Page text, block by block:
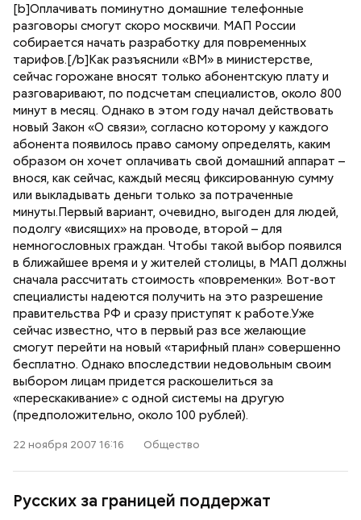
[b]Оплачивать поминутно домашние телефонные
разговоры смогут скоро москвичи. МАП России
собирается начать разработку для повременных
тарифов.[/b]Как разъяснили «ВМ» в министерстве,
сейчас горожане вносят только абонентскую плату и
разговаривают, по подсчетам специалистов, около 800
минут в месяц. Однако в этом году начал действовать
новый Закон «О связи», согласно которому у каждого
абонента появилось право самому определять, каким
образом он хочет оплачивать свой домашний аппарат –
внося, как сейчас, каждый месяц фиксированную сумму
или выкладывать деньги только за потраченные
минуты.Первый вариант, очевидно, выгоден для людей,
подолгу «висящих» на проводе, второй – для
немногословных граждан. Чтобы такой выбор появился
в ближайшее время и у жителей столицы, в МАП должны
сначала рассчитать стоимость «повременки». Вот-вот
специалисты надеются получить на это разрешение
правительства РФ и сразу приступят к работе.Уже
сейчас известно, что в первый раз все желающие
смогут перейти на новый «тарифный план» совершенно
бесплатно. Однако впоследствии недовольным своим
выбором лицам придется раскошелиться за
«перескакивание» с одной системы на другую
(предположительно, около 100 рублей).
22 ноября 2007 16:16 Общество
Русских за границей поддержат